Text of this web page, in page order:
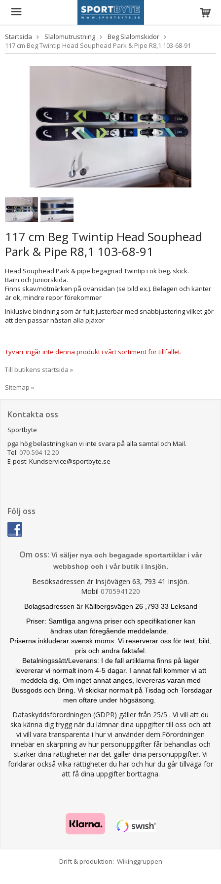
Startsida Slalomutrustning
Beg Slalomskidor
117 cm Beg Twintip Head Souphead Park & Pipe R8,1 103-68-91
117 cm Beg Twintip Head Souphead
Park & Pipe R8,1 103-68-91
Head Souphead Park & pipe begagnad Twintip i ok beg. skick.
Barn och Juniorskida.
Finns skav/nötmärken på ovansidan (se bild ex.). Belagen och kanter
är ok, mindre repor förekommer
Inklusive bindning som är fullt justerbar med snabbjustering vilket gör
att den passar nästan alla pjäxor
Tyvärr ingår inte denna produkt i vårt sortiment för tillfället.
Till butikens startsida »
Sitemap »
Kontakta oss
Sportbyte
pga hög belastning kan vi inte svara på alla samtal och Mail.
Tel: 070-594 12 20
E-post: Kundservice@sportbyte.se
Följ oss
Om oss: Vi säljer nya och begagade sportartiklar i vår
webbshop och i vår butik i Insjön.
Besöksadressen är Insjövägen 63, 793 41 Insjön.
Mobil 0705941220
Bolagsadressen är Källbergsvägen 26 ,793 33 Leksand
Priser: Samtliga angivna priser och specifikationer kan
ändras utan föregående meddelande.
Priserna inkluderar svensk moms. Vi reserverar oss för text, bild,
pris och andra faktafel.
Betalningssätt/Leverans: I de fall artiklarna finns på lager
levererar vi normalt inom 4-5 dagar. I annat fall kommer vi att
meddela dig. Om inget annat anges, levereras varan med
Bussgods och Bring. Vi skickar normalt på Tisdag och Torsdagar
men oftare under högsäsong.
Dataskyddsförordningen (GDPR) gäller från 25/5 . Vi vill att du
ska känna dig trygg när du lämnar dina uppgifter till oss och att
vi vill vara transparenta i hur vi använder dem.Förordningen
innebär en skärpning av hur personuppgifter får behandlas och
stärker dina rättigheter när det gäller dina personuppgifter. Vi
förklarar också vilka rättigheter du har och hur du går tillväga för
att få dina uppgifter borttagna.
Drift & produktion: Wikinggruppen